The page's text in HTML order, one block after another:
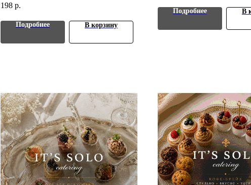
указана за 1 шт. Минимальный заказ - 10
шт.
198 р.
Подробнее В корзину
Подробнее В